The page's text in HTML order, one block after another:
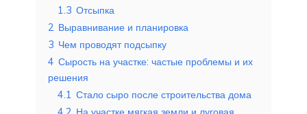
1.3 Отсыпка
2 Выравнивание и планировка
3 Чем проводят подсыпку
4 Сырость на участке: частые проблемы и их
решения
4.1 Стало сыро после строительства дома